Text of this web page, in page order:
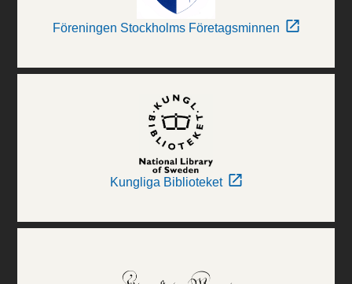
Föreningen Stockholms Företagsminnen
Kungliga Biblioteket